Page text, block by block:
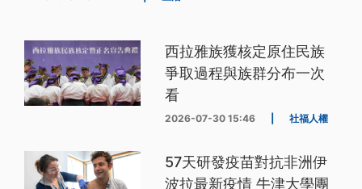
西拉雅族獲核定原住民族
爭取過程與族群分布一次
看
2026-07-30 15:46 社福人權
57天研發疫苗對抗非洲伊
波拉最新疫情 牛津大學團